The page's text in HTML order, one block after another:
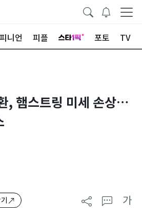
니언 피플 포토 TV
, 햄스트링 미세 손상…
가